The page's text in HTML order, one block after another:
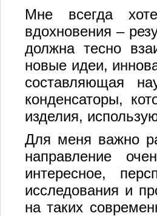
Мне всегда
вдохновения –
должна тесно
новые идеи,
составляющая
конденсаторы,
изделия,
Для меня важно
направление
интересное,
исследования и
на таких